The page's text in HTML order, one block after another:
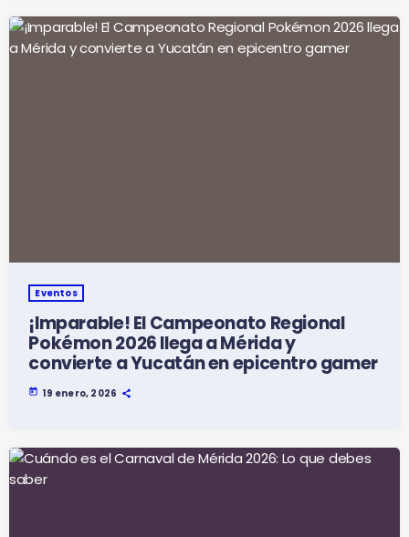
Eventos
¡Imparable! El Campeonato Regional
Pokémon 2026 llega a Mérida y
convierte a Yucatán en epicentro gamer
today 19 enero, 2026